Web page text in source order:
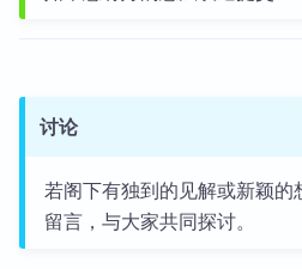
讨论
若阁下有独到的见解或新颖
留言，与大家共同探讨。